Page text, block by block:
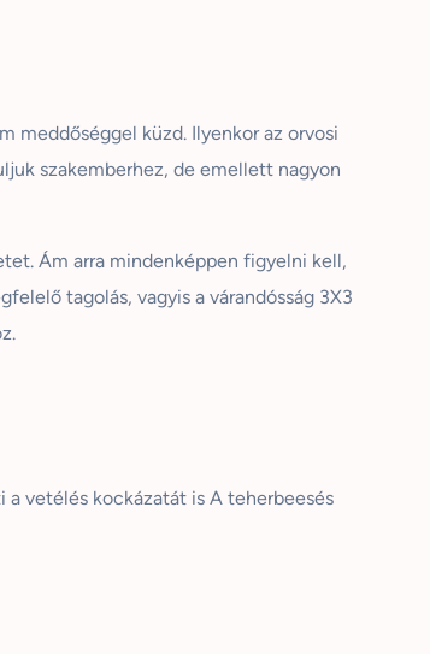
meddőséggel küzd. Ilyenkor az orvosi
szakemberhez, de emellett nagyon
Ám arra mindenképpen figyelni kell,
tagolás, vagyis a várandósság 3X3
vetélés kockázatát is A teherbeesés